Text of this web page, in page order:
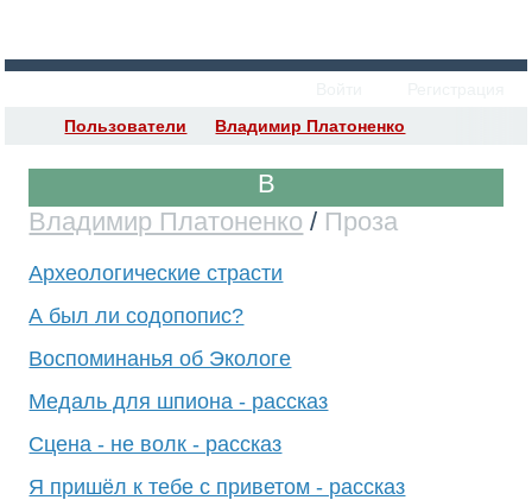
Пользователи
Владимир Платоненко
Владимир Платоненко / Проза
Археологические страсти
А был ли содопопис?
Воспоминанья об Экологе
Медаль для шпиона - рассказ
Сцена - не волк - рассказ
Я пришёл к тебе с приветом - рассказ